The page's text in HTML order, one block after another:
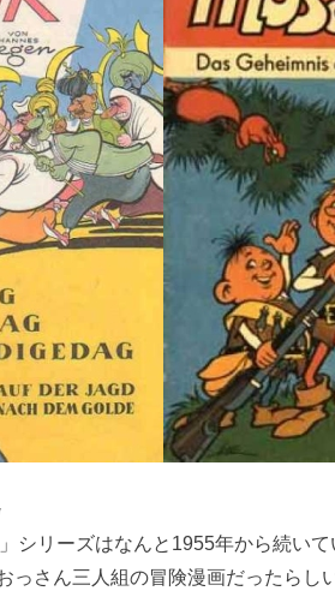
シリーズはなんと1955年から続い
っさん三人組の冒険漫画だったらし